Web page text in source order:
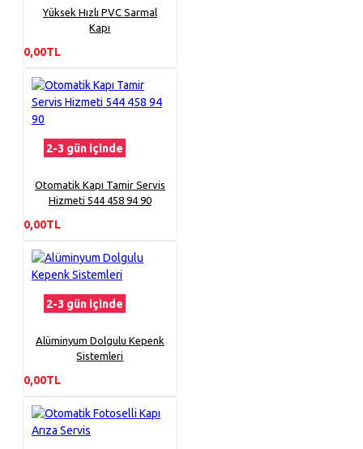
Yüksek Hızlı PVC Sarmal
Kapı
0,00TL
2-3 gün içinde
Otomatik Kapı Tamir Servis
Hizmeti 544 458 94 90
0,00TL
2-3 gün içinde
Alüminyum Dolgulu Kepenk
Sistemleri
0,00TL